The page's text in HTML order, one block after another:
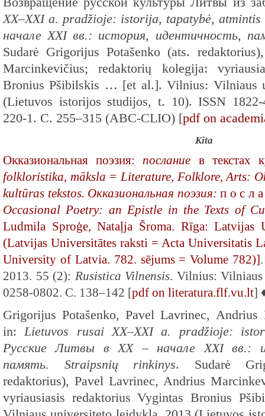
XX–XXI a. pradžioje: istorija, tapatybė,
начале XXI вв.: история, идентичность,
Sudarė Grigorijus Potašenko (ats.
Marcinkevičius; redaktorių kolegija:
Bronius Pšibilskis … [et al.]. Vilnius: Vilniaus
(Lietuvos istorijos studijos, t. 10). ISSN
220-1. С. 255–315 (ABC-CLIO) [pdf on
Kita
Окказиональная поэзия: послание в текстах
folkloristika, māksla = Literature, Folklore, Arts:
kultūras tekstos. Окказиональная поэзия:п о с л
Occasional Poetry: an Epistle in the Texts of
Ludmila Sproģe, Nataļja Šroma. Rīga: Latvijas
(Latvijas Universitātes raksti = Acta Universitatis
University of Latvia. 782. sējums = Volume 782)]
2013. 55 (2): Rusistica Vilnensis. Vilnius:
0258-0802. С. 138–142 [pdf on literatura.flf.vu.lt]
Grigorijus Potašenko, Pavel Lavrinec, Andrius
in:Lietuvos rusai XX–XXI a. pradžioje:
Русские Литвы в XX – начале XXI вв.:
память. Straipsnių rinkinys. Sudarė
redaktorius), Pavel Lavrinec, Andrius
vyriausiasis redaktorius Vygintas Bronius